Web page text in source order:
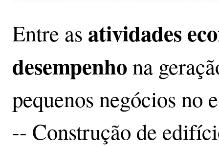
Entre as atividades
desempenhona
pequenos negócios no
-- Construção de